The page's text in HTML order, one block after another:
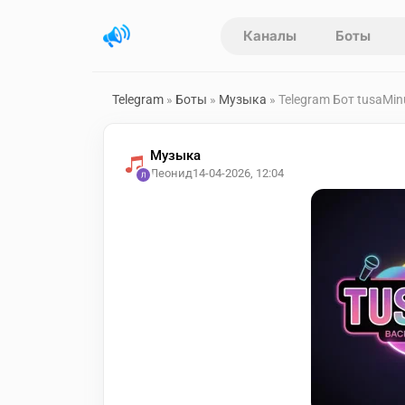
Каналы Боты
Telegram » Боты » Музыка » Telegram Бот
Музыка
Леонид14-04-2026, 12:04